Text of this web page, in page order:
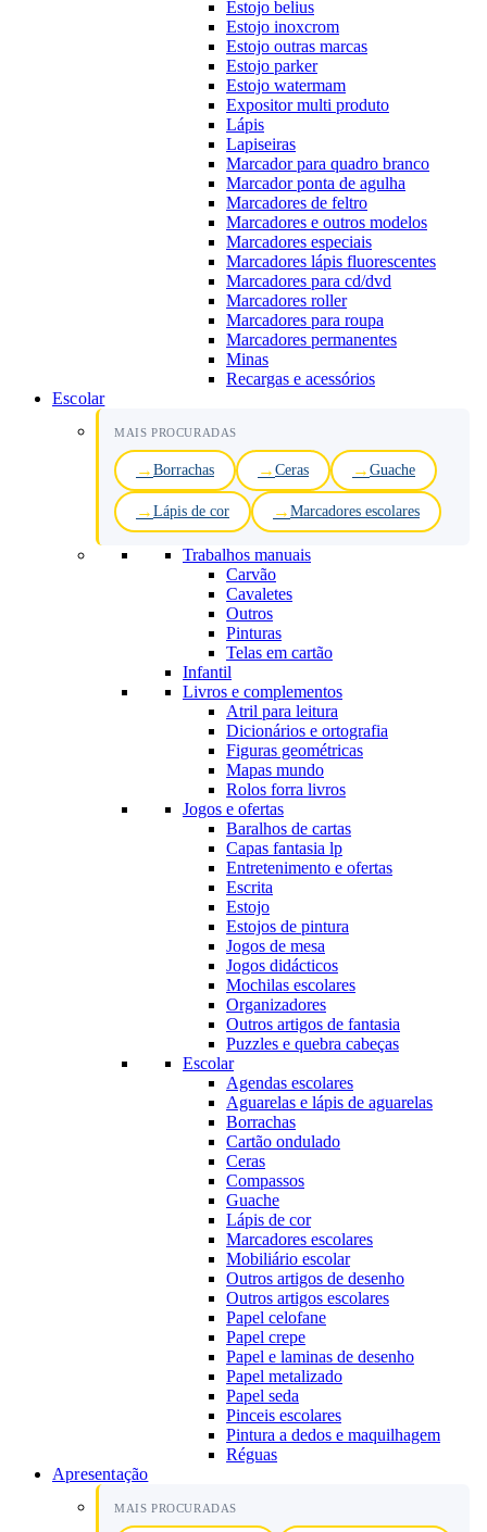
Estojo belius
Estojo inoxcrom
Estojo outras marcas
Estojo parker
Estojo watermam
Expositor multi produto
Lápis
Lapiseiras
Marcador para quadro branco
Marcador ponta de agulha
Marcadores de feltro
Marcadores e outros modelos
Marcadores especiais
Marcadores lápis fluorescentes
Marcadores para cd/dvd
Marcadores roller
Marcadores para roupa
Marcadores permanentes
Minas
Recargas e acessórios
Escolar
MAIS PROCURADAS
Borrachas Ceras Guache
Lápis de cor Marcadores escolares
Trabalhos manuais
Carvão
Cavaletes
Outros
Pinturas
Telas em cartão
Infantil
Livros e complementos
Atril para leitura
Dicionários e ortografia
Figuras geométricas
Mapas mundo
Rolos forra livros
Jogos e ofertas
Baralhos de cartas
Capas fantasia lp
Entretenimento e ofertas
Escrita
Estojo
Estojos de pintura
Jogos de mesa
Jogos didácticos
Mochilas escolares
Organizadores
Outros artigos de fantasia
Puzzles e quebra cabeças
Escolar
Agendas escolares
Aguarelas e lápis de aguarelas
Borrachas
Cartão ondulado
Ceras
Compassos
Guache
Lápis de cor
Marcadores escolares
Mobiliário escolar
Outros artigos de desenho
Outros artigos escolares
Papel celofane
Papel crepe
Papel e laminas de desenho
Papel metalizado
Papel seda
Pinceis escolares
Pintura a dedos e maquilhagem
Réguas
Apresentação
MAIS PROCURADAS